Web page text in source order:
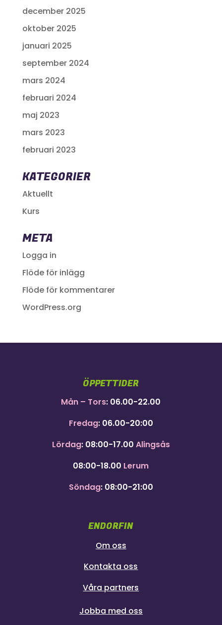
december 2025
oktober 2025
januari 2025
september 2024
mars 2024
februari 2024
maj 2023
mars 2023
februari 2023
KATEGORIER
Aktuellt
Kurs
META
Logga in
Flöde för inlägg
Flöde för kommentarer
WordPress.org
ÖPPETTIDER
Mån – Tors: 06.00-22.00
Fredag: 06.00-20:00
Lördag: 08:00-17.00 Alingsås
08:00-18.00 Lerum
Söndag: 08:00-21:00
ENDORFIN
Om oss
Kontakta oss
Våra partners
Jobba med oss